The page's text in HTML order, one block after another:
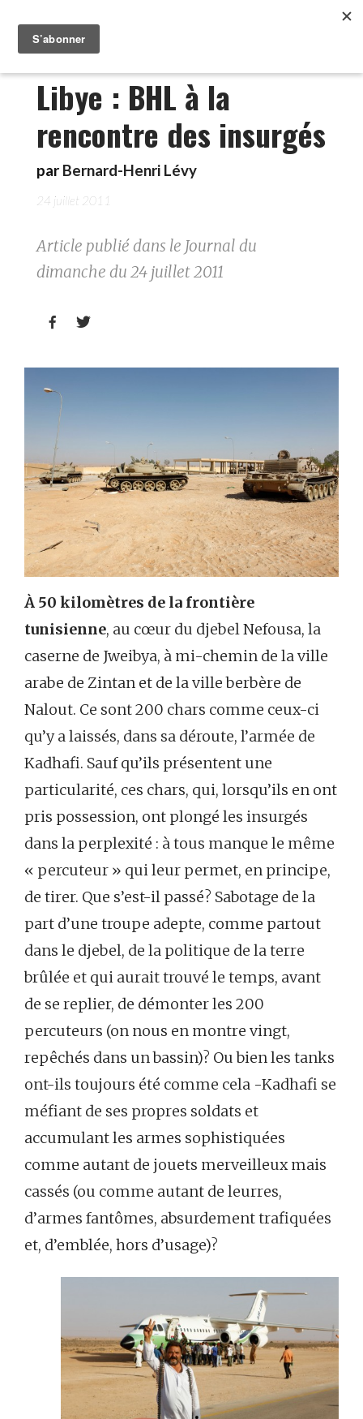
Libye : BHL à la
rencontre des insurgés
par Bernard-Henri Lévy
24 juillet 2011
Article publié dans le Journal du
dimanche du 24 juillet 2011
 
À 50 kilomètres de la frontière
tunisienne, au cœur du djebel Nefousa, la
caserne de Jweibya, à mi-chemin de la ville
arabe de Zintan et de la ville berbère de
Nalout. Ce sont 200 chars comme ceux-ci
qu’y a laissés, dans sa déroute, l’armée de
Kadhafi. Sauf qu’ils présentent une
particularité, ces chars, qui, lorsqu’ils en ont
pris possession, ont plongé les insurgés
dans la perplexité : à tous manque le même
« percuteur » qui leur permet, en principe,
de tirer. Que s’est-il passé? Sabotage de la
part d’une troupe adepte, comme partout
dans le djebel, de la politique de la terre
brûlée et qui aurait trouvé le temps, avant
de se replier, de démonter les 200
percuteurs (on nous en montre vingt,
repêchés dans un bassin)? Ou bien les tanks
ont-ils toujours été comme cela -Kadhafi se
méfiant de ses propres soldats et
accumulant les armes sophistiquées
comme autant de jouets merveilleux mais
cassés (ou comme autant de leurres,
d’armes fantômes, absurdement trafiquées
et, d’emblée, hors d’usage)?